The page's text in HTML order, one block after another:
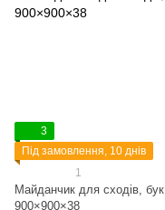
3
Під замовлення, 10 днів
1
Майданчик для сходів, бук
900×900×38